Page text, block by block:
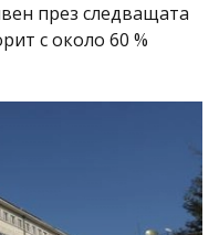
през следващата
с около 60 %